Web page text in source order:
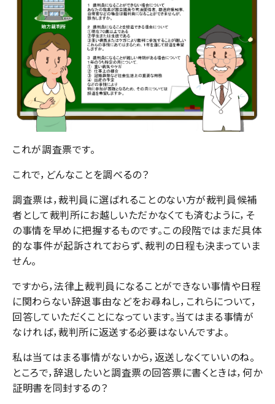
これが調査票です。
これで，どんなことを調べるの？
調査票は，裁判員に選ばれることのない方が裁判員候補
者として裁判所にお越しいただかなくても済むように，そ
の事情を早めに把握するものです。この段階ではまだ具体
的な事件が起訴されておらず、裁判の日程も決まっていま
せん。
ですから，法律上裁判員になることができない事情や日程
に関わらない辞退事由などをお尋ねし，これらについて，
回答していただくことになっています。当てはまる事情が
なければ，裁判所に返送する必要はないんですよ。
私は当てはまる事情がないから，返送しなくていいのね。
ところで，辞退したいと調査票の回答票に書くときは，何か
証明書を同封するの？